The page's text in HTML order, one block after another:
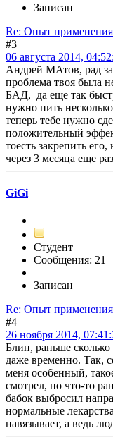
Записан
Re: Опыт применения
#3
06 августа 2014,
Андрей МАтов, рад за
проблема твоя была
БАД, да еще так
нужно пить
теперь тебе нужно
положительный
тоесть закрепить
через 3 месяца еще
GiGi
Студент
Сообщения: 21
Записан
Re: Опыт применения
#4
26 ноября 2014,
Блин, раньше
даже временно. Так,
меня особенный,
смотрел, но что-то
бабок выбросил
нормальные
навязывает, а ведь